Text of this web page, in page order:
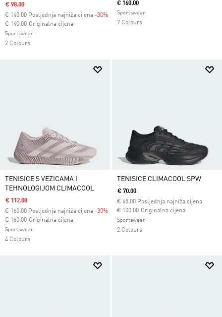
€ 98.00
€ 140.00 Posljednja najniža cijena -30%
Originalna cijena
Cijena umanjena od
€ 140.00za
Sportswear
2 Colours
€ 160.00
Sportswear
7 Colours
TENISICE S VEZICAMA I
TEHNOLOGIJOM CLIMACOOL
€ 112.00
€ 160.00 Posljednja najniža cijena -30%
Originalna cijena
Cijena umanjena od
€ 160.00za
Sportswear
4 Colours
TENISICE CLIMACOOL SPW
€ 70.00
€ 65.00 Posljednja najniža cijena
Originalna cijena
Cijena umanjena od
€ 100.00za
Sportswear
2 Colours